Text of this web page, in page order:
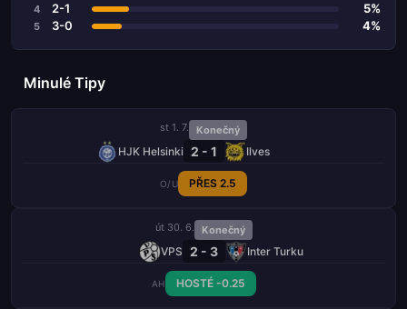
4 2-1 5%
5 3-0 4%
Minulé Tipy
st 1. 7. Konečný
HJK Helsinki 2 - 1 Ilves
O/U PŘES 2.5
út 30. 6. Konečný
VPS 2 - 3 Inter Turku
AH HOSTÉ -0.25